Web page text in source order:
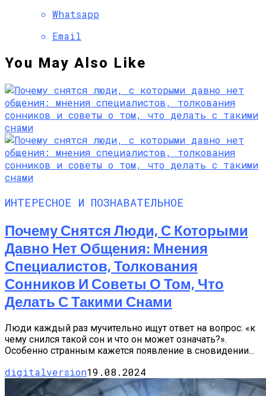
Whatsapp
Email
You May Also Like
ИНТЕРЕСНОЕ И ПОЗНАВАТЕЛЬНОЕ
Почему Снятся Люди, С Которыми
Давно Нет Общения: Мнения
Специалистов, Толкования
Сонников И Советы О Том, Что
Делать С Такими Снами
Люди каждый раз мучительно ищут ответ на вопрос: «к
чему снился такой сон и что он может означать?».
Особенно странным кажется появление в сновидении...
digitalversion19.08.2024